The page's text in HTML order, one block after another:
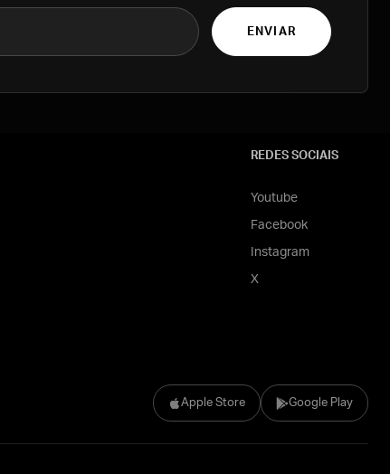
ENVIAR
Apple Store Google Play
REDES SOCIAIS
Youtube
Facebook
Instagram
X